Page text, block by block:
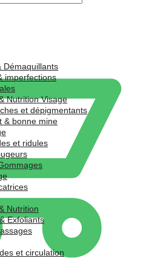
Démaquillants
imperfections
Nutrition Visage
et dépigmentants
& bonne mine
et ridules
Nutrition
Exfoliants
et circulation